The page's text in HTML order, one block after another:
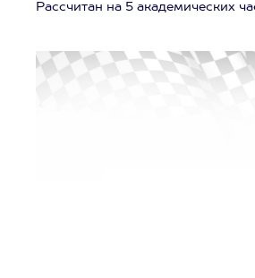
Рассчитан на 5 академических